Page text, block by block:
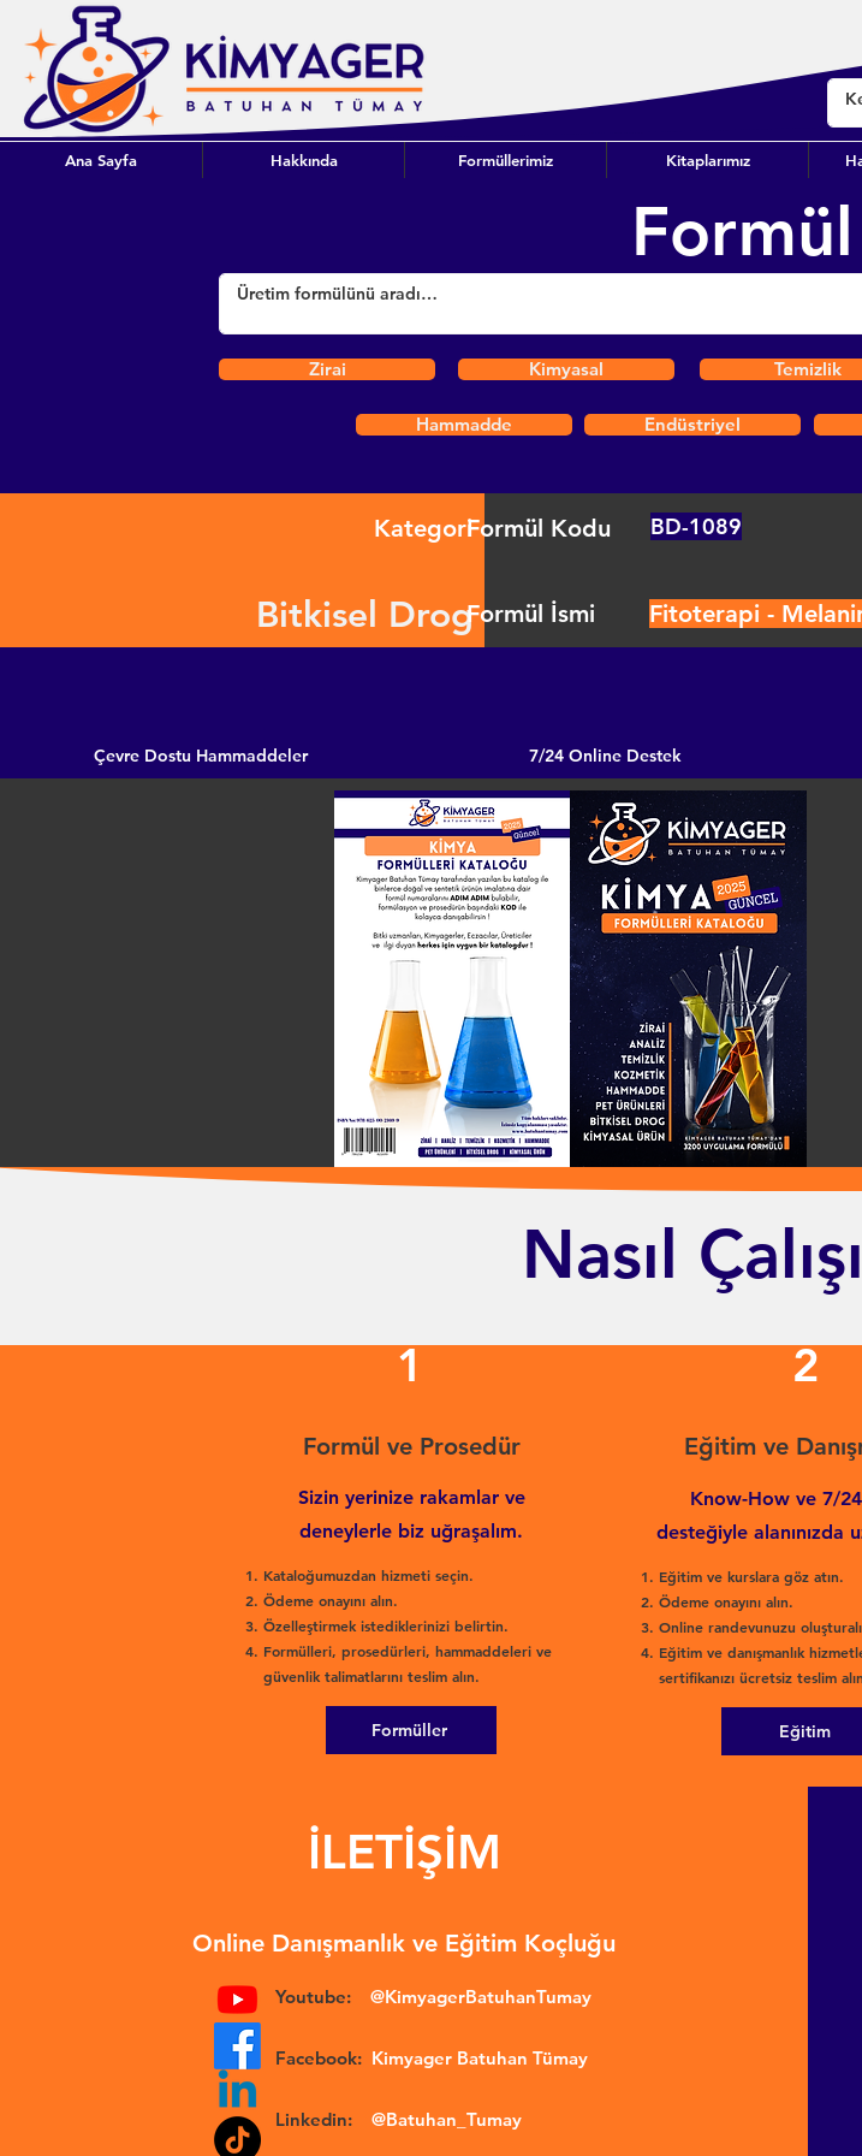
Ana Sayfa Hakkında Formüllerimiz Kitaplarımız
Zirai Kimyasal Temizlik
Hammadde Endüstriyel
Kategori
Bitkisel Drog
Formül Kodu BD-1089
Formül İsmi Fitoterapi -
Çevre Dostu Hammaddeler 7/24 Online Destek
Nasıl
1
Formül ve Prosedür
Sizin yerinize rakamlar ve
deneylerle biz uğraşalım.
Kataloğumuzdan hizmeti seçin.
Ödeme onayını alın.
Özelleştirmek istediklerinizi belirtin.
Formülleri, prosedürleri, hammaddeleri ve
güvenlik talimatlarını teslim alın.
Formüller
2
Eğitim ve
Know-How ve 7/
desteğiyle alanınızda
Eğitim ve kurslara göz atın.
Ödeme onayını alın.
Online randevunuzu
Eğitim ve danışmanlık
sertifikanızı ücretsiz teslim
Eğitim
İLETİŞİM
Online Danışmanlık ve Eğitim Koçluğu
Youtube: @KimyagerBatuhanTumay
Facebook: Kimyager Batuhan Tümay
Linkedin: @Batuhan_Tumay